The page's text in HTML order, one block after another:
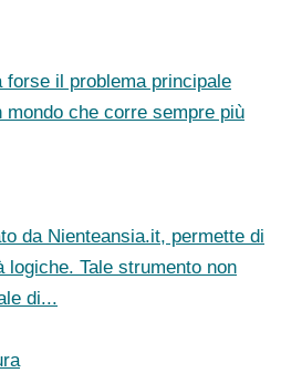
forse il problema principale
mondo che corre sempre più
da Nienteansia.it, permette di
Tale strumento non
di...